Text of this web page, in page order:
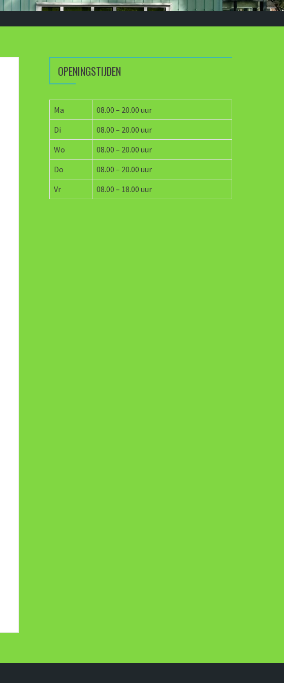
OPENINGSTIJDEN
Ma
08.00 – 20.00 uur
Di
08.00 – 20.00 uur
Wo
08.00 – 20.00 uur
Do
08.00 – 20.00 uur
Vr
08.00 – 18.00 uur